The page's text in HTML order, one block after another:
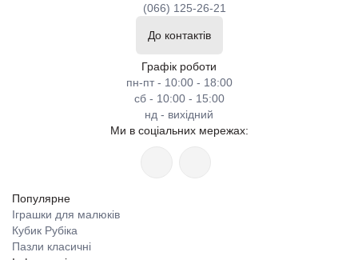
(066) 125-26-21
До контактів
Графік роботи
пн-пт - 10:00 - 18:00
сб - 10:00 - 15:00
нд - вихідний
Ми в соціальних мережах:
Популярне
Іграшки для малюків
Кубик Рубіка
Пазли класичні